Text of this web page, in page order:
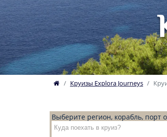
Круизы Explora Journeys
Выберите регион, корабль, порт